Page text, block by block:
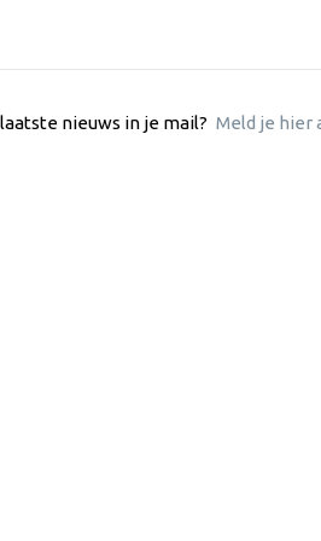
nieuws in je mail? Meld je hier